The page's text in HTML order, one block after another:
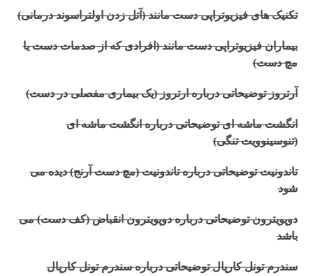
تکنیک های فیزیوتراپی دست مانند (آتل زدن اولتراسوند درمانی)
بیماران فیزیوتراپی دست مانند (افرادی که از صدمات دست یا
مچ دست)
آرتروز توضیحاتی درباره ارتروز (یک بیماری مفصلی در دست)
انگشت ماشه ای توضیحاتی درباره انگشت ماشه ای
(تنوسینوویت تنگی)
تاندونیت توضیحاتی درباره تاندونیت (مچ دست آرنج) دیده می
شود
دوپویترون توضیحاتی درباره دوپویترون انقباض (کف دست) می
باشد
سندرم تونل کارپال توضیحاتی درباره سندرم تونل کارپال